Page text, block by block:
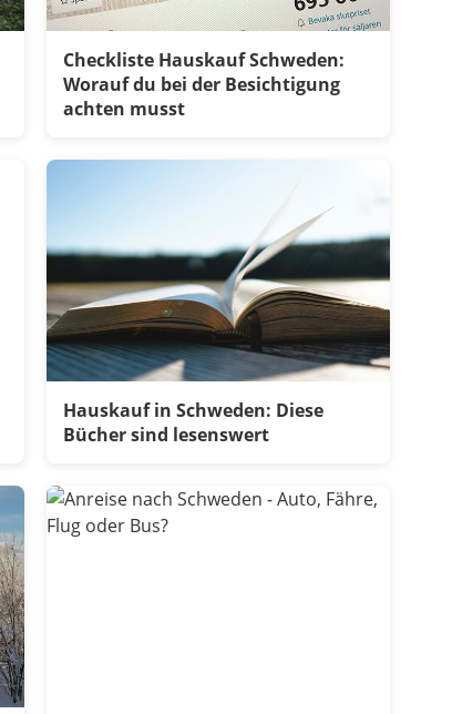
Checkliste Hauskauf Schweden:
Worauf du bei der Besichtigung
achten musst
Hauskauf in Schweden: Diese
Bücher sind lesenswert